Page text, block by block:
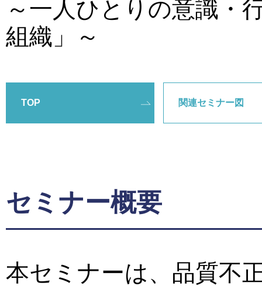
～一人ひとりの意識・
組織」～
TOP 関連セミナー図
セミナー概要
本セミナーは、品質不